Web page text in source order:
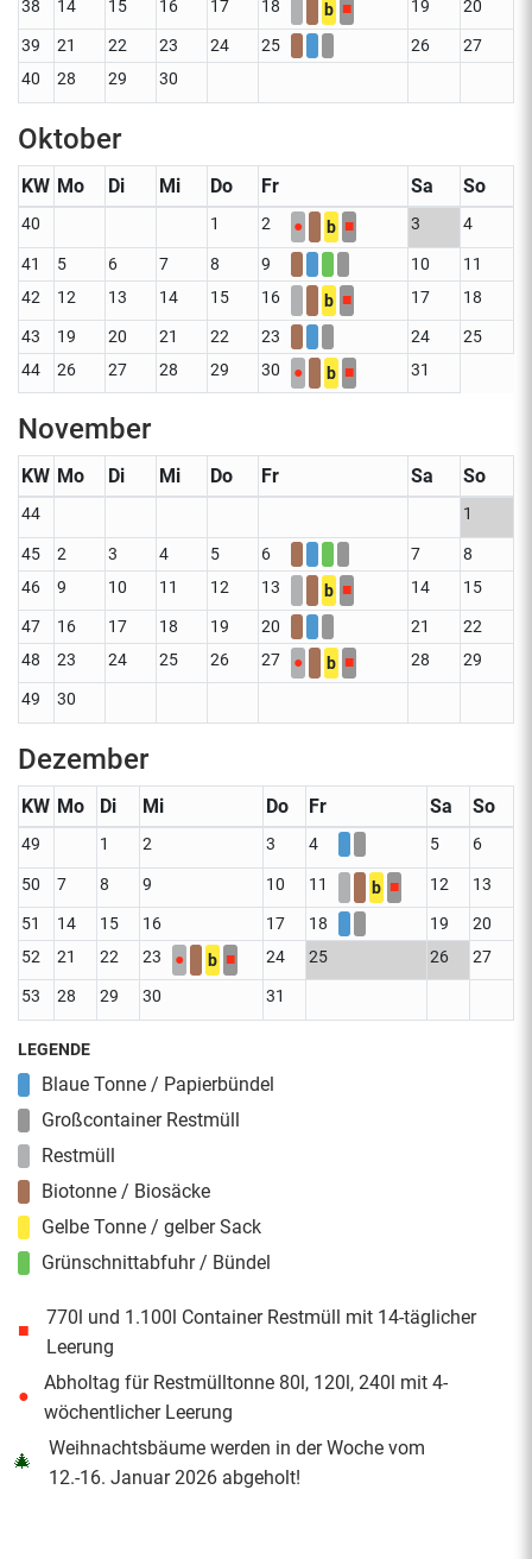
38 14 15 16 17 18 b ■ 19 20
39 21 22 23 24 25 26
27
40
28 29 30
Oktober
KW Mo Di Mi Do Fr Sa So
40 1 2 ● b ■ 3 4
41 5 6 7 8 9 10
11
42
12 13 14 15 16 b ■ 17 18
43 19 20 21 22 23 24
25
44
26 27 28 29 30 ● b ■ 31
November
KW Mo Di Mi Do Fr Sa So
44 1
45 2 3 4 5 6 7
8
46
9 10 11 12 13 b ■ 14 15
47 16 17 18 19 20 21
22
48
23 24 25 26 27 ● b ■ 28 29
49 30
Dezember
KW Mo Di Mi Do Fr Sa So
49 1 2 3 4 5 6
50 7 8 9 10 11 b ■ 12 13
51 14 15 16 17 18 19
20
52
21 22 23 ● b ■ 24 25 26 27
53 28 29 30 31
LEGENDE
Blaue Tonne / Papierbündel
Großcontainer Restmüll
Restmüll
Biotonne / Biosäcke
Gelbe Tonne / gelber Sack
Grünschnittabfuhr / Bündel
■
770l und 1.100l Container Restmüll mit 14-täglicher
Leerung
●
Abholtag für Restmülltonne 80l, 120l, 240l mit 4-
wöchentlicher Leerung
🎄
Weihnachtsbäume werden in der Woche vom
12.-16. Januar 2026 abgeholt!